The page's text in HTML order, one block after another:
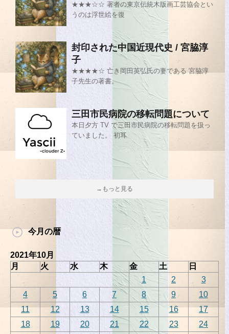
★★★☆☆ 著者の東京伝統木版画工芸協会とい
うのは浮世絵を復
封印された中国近現代史 / 宮脇淳
子
★★★★☆ 亡き岡田英弘氏の妻である 宮脇淳
子先生の著書。
三田市民病院の移転問題について
本日夕方 TV で三田市民病院の移転問題を扱っ
ていました。 初耳
→もっと見る
今月の暦
2021年10月
月
火 水 木 金 土
日
1
2
3
4
5 6 7 8 9
10
11
12 13 14 15 16
17
18
19 20 21 22 23
24